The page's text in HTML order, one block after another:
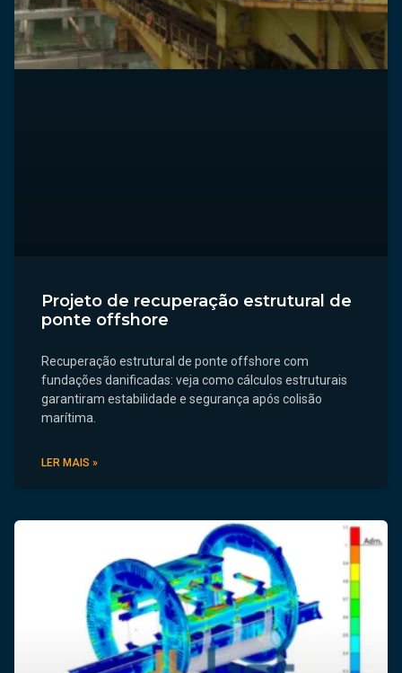
Projeto de recuperação estrutural de
ponte offshore
Recuperação estrutural de ponte offshore com
fundações danificadas: veja como cálculos estruturais
garantiram estabilidade e segurança após colisão
marítima.
LER MAIS »